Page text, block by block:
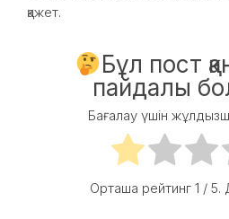
қажет.
Бұл пост
пайдалы
Бағалау үшін
Орташа рейтинг 1 / 5.